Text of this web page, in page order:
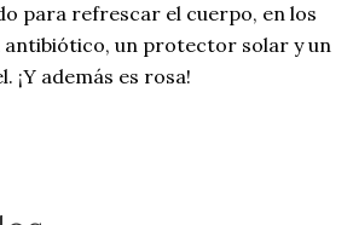
para refrescar el cuerpo, en los
antibiótico, un protector solar y un
¡Y además es rosa!